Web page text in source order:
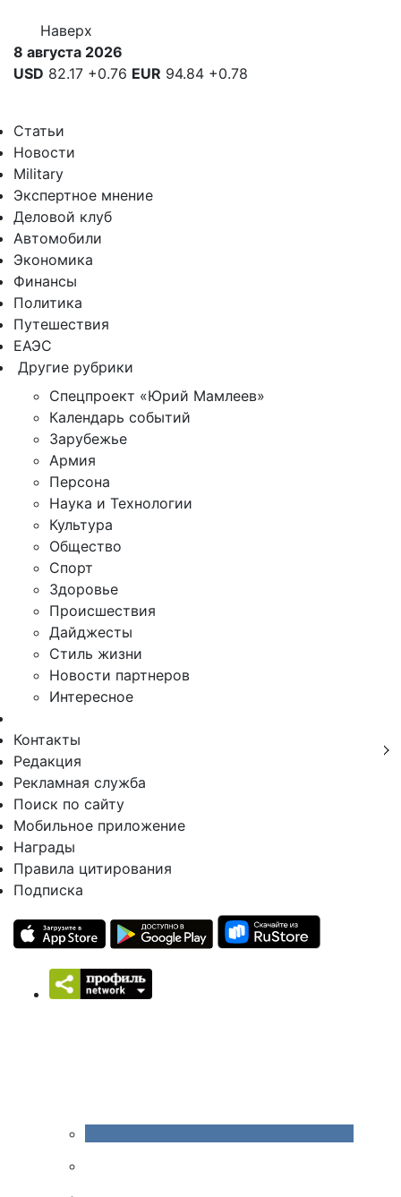
Наверх
8 августа 2026
USD 82.17 +0.76 EUR 94.84 +0.78
Статьи
Новости
Military
Экспертное мнение
Деловой клуб
Автомобили
Экономика
Финансы
Политика
Путешествия
ЕАЭС
Другие рубрики
Спецпроект «Юрий Мамлеев»
Календарь событий
Зарубежье
Армия
Персона
Наука и Технологии
Культура
Общество
Спорт
Здоровье
Происшествия
Дайджесты
Стиль жизни
Новости партнеров
Интересное
Контакты
Редакция
Рекламная служба
Поиск по сайту
Мобильное приложение
Награды
Правила цитирования
Подписка